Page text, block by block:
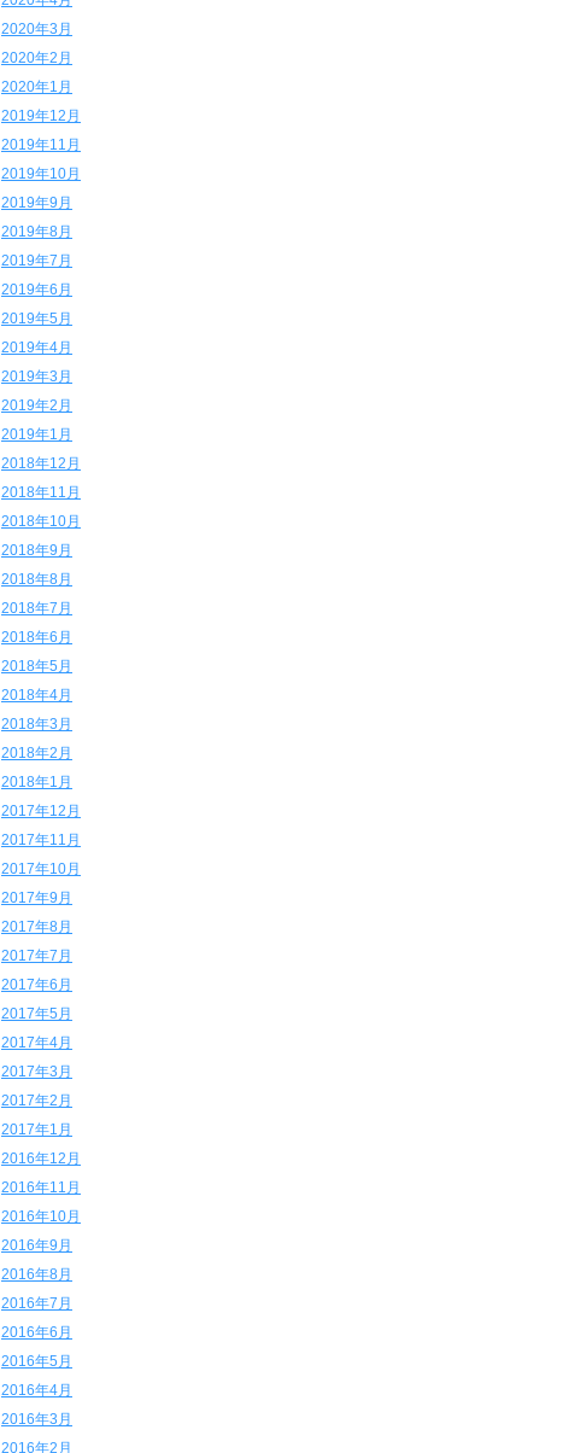
2020年3月
2020年2月
2020年1月
2019年12月
2019年11月
2019年10月
2019年9月
2019年8月
2019年7月
2019年6月
2019年5月
2019年4月
2019年3月
2019年2月
2019年1月
2018年12月
2018年11月
2018年10月
2018年9月
2018年8月
2018年7月
2018年6月
2018年5月
2018年4月
2018年3月
2018年2月
2018年1月
2017年12月
2017年11月
2017年10月
2017年9月
2017年8月
2017年7月
2017年6月
2017年5月
2017年4月
2017年3月
2017年2月
2017年1月
2016年12月
2016年11月
2016年10月
2016年9月
2016年8月
2016年7月
2016年6月
2016年5月
2016年4月
2016年3月
2016年2月